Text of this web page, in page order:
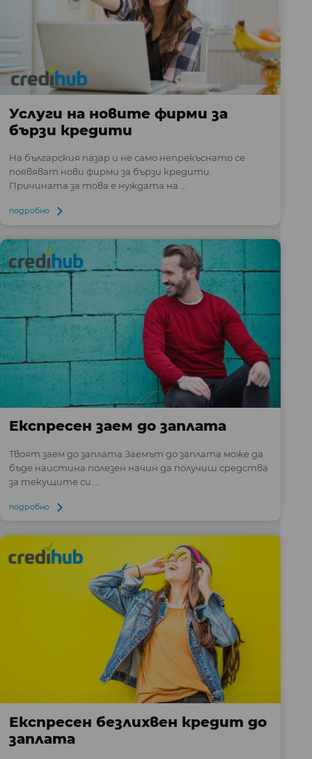
Услуги на новите фирми за
бързи кредити
На българския пазар и не само непрекъснато се
появяват нови фирми за бързи кредити.
Причината за това е нуждата на ...
подробно
Експресен заем до заплата
Твоят заем до заплата Заемът до заплата може да
бъде наистина полезен начин да получиш средства
за текущите си ...
подробно
Експресен безлихвен кредит до
заплата